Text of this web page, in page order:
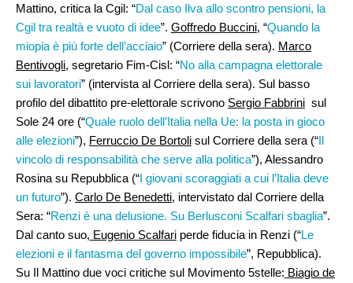
Mattino, critica la Cgil: “Dal caso Ilva allo scontro pensioni, la
Cgil tra realtà e vuoto di idee”. Goffredo Buccini, “Quando la
miopia è più forte dell’acciaio” (Corriere della sera). Marco
Bentivogli, segretario Fim-Cisl: “No alla campagna elettorale
sui lavoratori” (intervista al Corriere della sera). Sul basso
profilo del dibattito pre-elettorale scrivono Sergio Fabbrini sul
Sole 24 ore (“Quale ruolo dell’Italia nella Ue: la posta in gioco
alle elezioni”), Ferruccio De Bortoli sul Corriere della sera (“Il
vincolo di responsabilità che serve alla politica”), Alessandro
Rosina su Repubblica (“I giovani scoraggiati a cui l’Italia deve
un futuro”). Carlo De Benedetti, intervistato dal Corriere della
Sera: “Renzi è una delusione. Su Berlusconi Scalfari sbaglia”.
Dal canto suo, Eugenio Scalfari perde fiducia in Renzi (“Le
elezioni e il fantasma del governo impossibile”, Repubblica).
Su Il Mattino due voci critiche sul Movimento 5stelle: Biagio de